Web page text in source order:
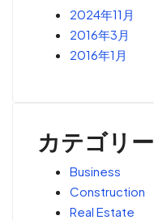
2024年11月
2016年3月
2016年1月
カテゴリー
Business
Construction
Real Estate